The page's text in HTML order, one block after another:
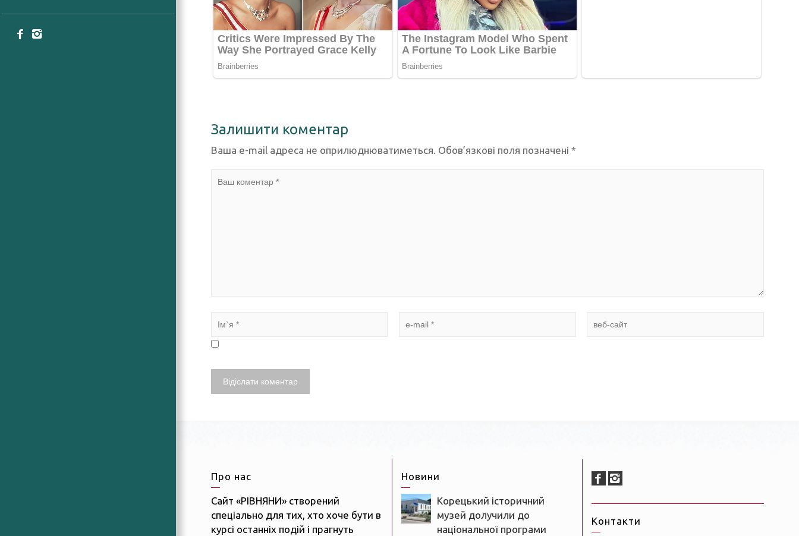
Залишити коментар
Ваша e-mail адреса не оприлюднюватиметься. Обов’язкові поля позначені *
Про нас
Сайт «РІВНЯНИ» створений
спеціально для тих, хто хоче бути в
курсі останніх подій і прагнуть
Новини
Корецький історичний
музей долучили до
національної програми
Контакти